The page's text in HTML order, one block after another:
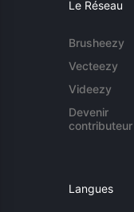
Le Réseau
Brusheezy
Vecteezy
Videezy
Devenir
contributeur
Langues